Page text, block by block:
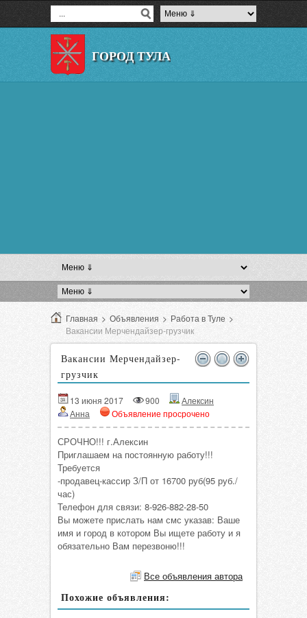
ГОРОД ТУЛА
Главная > Объявления > Работа в Туле >
Вакансии Мерчендайзер-грузчик
Вакансии Мерчендайзер-
грузчик
13 июня 2017 900
Алексин
Анна
Объявление просрочено
СРОЧНО!!! г.Алексин
Приглашаем на постоянную работу!!!
Требуется
-продавец-кассир З/П от 16700 руб(95 руб./
час)
Телефон для связи: 8-926-882-28-50
Вы можете прислать нам смс указав: Ваше
имя и город в котором Вы ищете работу и я
обязательно Вам перезвоню!!!
Все объявления автора
Похожие объявления: